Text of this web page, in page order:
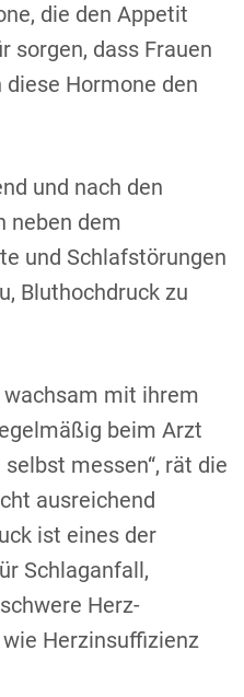
die den Appetit
sorgen, dass Frauen
Hormone den
und nach den
neben dem
und Schlafstörungen
Bluthochdruck zu
wachsam mit ihrem
beim Arzt
messen“, rät die
ausreichend
ist eines der
Schlaganfall,
Herz-
Herzinsuffizienz